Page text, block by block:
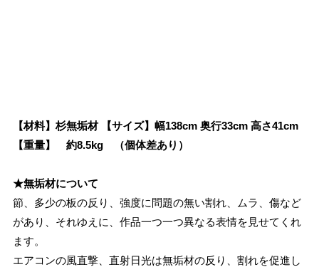
【材料】杉無垢材 【サイズ】幅138cm 奥行33cm 高さ41cm
【重量】 約8.5kg （個体差あり）
★無垢材について
節、多少の板の反り、強度に問題の無い割れ、ムラ、傷など
があり、それゆえに、作品一つ一つ異なる表情を見せてくれ
ます。
エアコンの風直撃、直射日光は無垢材の反り、割れを促進し